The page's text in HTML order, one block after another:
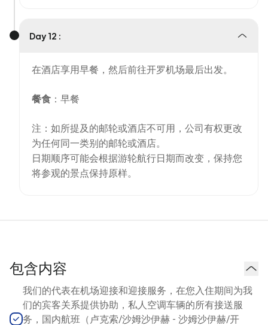
Day 12 :
在酒店享用早餐，然后前往开罗机场最后出发。
餐食 ：早餐
注：如所提及的邮轮或酒店不可用，公司有权更改
为任何同一类别的邮轮或酒店。
日期顺序可能会根据游轮航行日期而改变，保持您
将参观的景点保持原样。
包含内容
我们的代表在机场迎接和迎接服务，在您入住期间为我
们的宾客关系提供协助，私人空调车辆的所有接送服
务，国内航班（卢克索/沙姆沙伊赫 - 沙姆沙伊赫/开